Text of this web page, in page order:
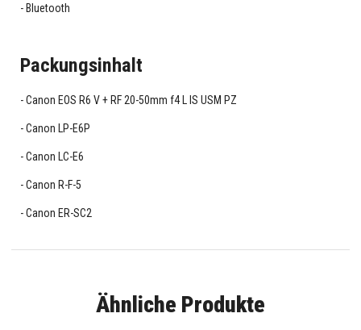
Bluetooth
Packungsinhalt
Canon EOS R6 V + RF 20-50mm f4 L IS USM PZ
Canon LP-E6P
Canon LC-E6
Canon R-F-5
Canon ER-SC2
Ähnliche Produkte